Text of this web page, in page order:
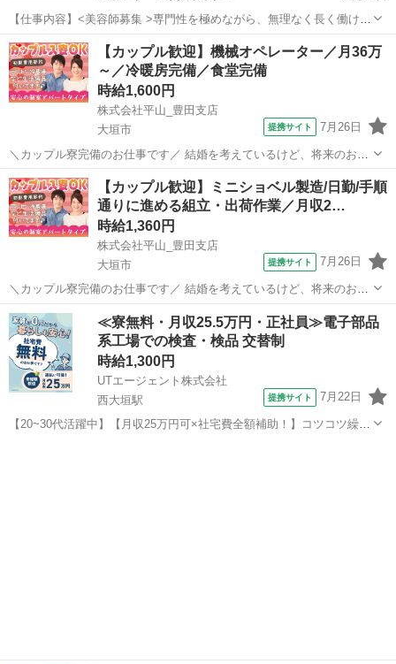
【仕事内容】<美容師募集 >専門性を極めながら、無理なく長く働け
る!カジュアル面談実施中 <募集職種> 美容師 <仕事内容> ・カット、
カラー等の美容師技術の提供 レディースサロン下記店舗で地毛メニュ
ーのみの働き方もあります。<ノ...
アルバイト・パート
【カップル歓迎】機械オペレーター／月36万
～／冷暖房完備／食堂完備
時給1,600円
株式会社平山_豊田支店
大垣市
提携サイト 7月26日
＼カップル寮完備のお仕事です／ 結婚を考えているけど、将来のお金
が不安・・・ カップル寮なら、その悩みを解決できます！ ☆引越費用
や敷金礼金の初期費もは会社が負担！ ☆1LDK～2DKの広々としたお部
屋です！ ☆同じ職場で...
岐阜 大垣市 レストラン
【カップル歓迎】ミニショベル製造/日勤/手順
通りに進める組立・出荷作業／月収2…
時給1,360円
株式会社平山_豊田支店
大垣市
提携サイト 7月26日
＼カップル寮完備のお仕事です／ 結婚を考えているけど、将来のお金
が不安・・・ カップル寮なら、その悩みを解決できます！ ☆引越費用
や敷金礼金の初期費もは会社が負担！ ☆1LDK～2DKの広々としたお部
屋です！ ☆同じ職場で...
岐阜 大垣市 倉庫
≪寮無料・月収25.5万円・正社員≫電子部品
系工場での検査・検品 交替制
時給1,300円
UTエージェント株式会社
西大垣駅
提携サイト 7月22日
【20~30代活躍中】【月収25万円可×社宅費全額補助！】コツコツ繰り